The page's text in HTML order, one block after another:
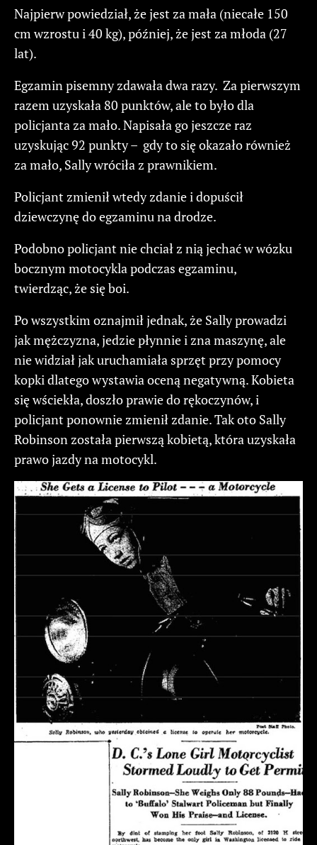
Najpierw powiedział, że jest za mała (niecałe 150
cm wzrostu i 40 kg), później, że jest za młoda (27
lat).
Egzamin pisemny zdawała dwa razy. Za pierwszym
razem uzyskała 80 punktów, ale to było dla
policjanta za mało. Napisała go jeszcze raz
uzyskując 92 punkty – gdy to się okazało również
za mało, Sally wróciła z prawnikiem.
Policjant zmienił wtedy zdanie i dopuścił
dziewczynę do egzaminu na drodze.
Podobno policjant nie chciał z nią jechać w wózku
bocznym motocykla podczas egzaminu,
twierdząc, że się boi.
Po wszystkim oznajmił jednak, że Sally prowadzi
jak mężczyzna, jedzie płynnie i zna maszynę, ale
nie widział jak uruchamiała sprzęt przy pomocy
kopki dlatego wystawia oceną negatywną. Kobieta
się wściekła, doszło prawie do rękoczynów, i
policjant ponownie zmienił zdanie. Tak oto Sally
Robinson została pierwszą kobietą, która uzyskała
prawo jazdy na motocykl.